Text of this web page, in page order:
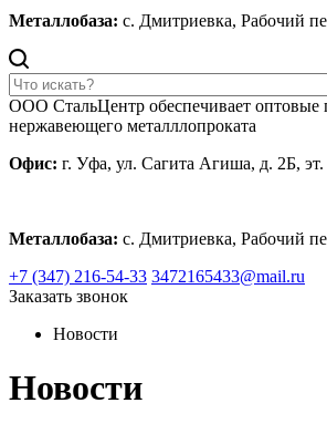
Металлобаза: с. Дмитриевка, Рабочий
ООО СтальЦентр обеспечивает оптовые
нержавеющего металллопроката
Офис: г. Уфа, ул. Сагита Агиша, д. 2Б,
Металлобаза: с. Дмитриевка, Рабочий
+7 (347) 216-54-33 3472165433@mail.ru
Заказать звонок
Новости
Новости